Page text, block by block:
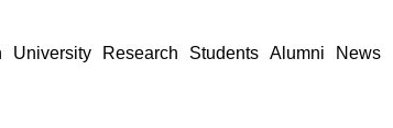
University Research Students Alumni News